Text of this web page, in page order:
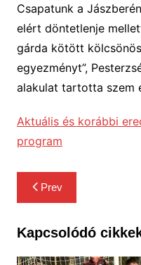
Csapatunk a
elért döntetlenje
gárda kötött
egyezményt”,
alakulat tartotta szem
Aktuális és korábbi
program
Bejegyzés
navigáció
Prev
Kapcsolódó